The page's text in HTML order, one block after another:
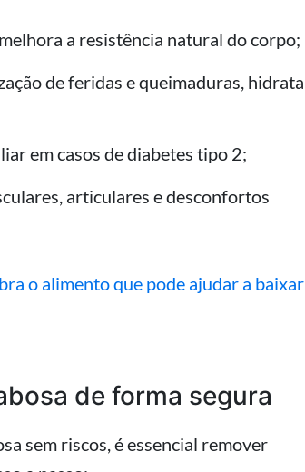
melhora a resistência natural do corpo;
de feridas e queimaduras, hidrata
em casos de diabetes tipo 2;
articulares e desconfortos
o alimento que pode ajudar a baixar
de forma segura
sem riscos, é essencial remover